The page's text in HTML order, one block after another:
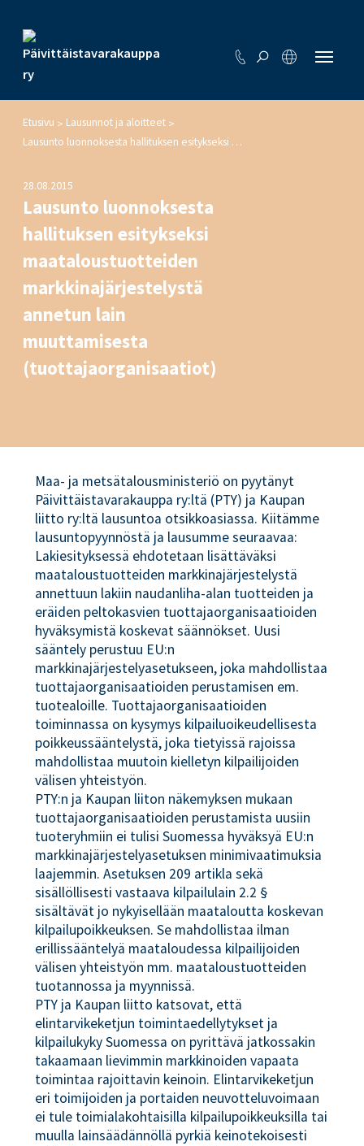
Etusivu > Lausunnot ja aloitteet >
Lausunto luonnoksesta hallituksen esitykseksi maataloustuotteiden markkinajärjestelystä annetun lain muuttamisesta (tuottajaorganisaatiot)
28.08.2015
Lausunto luonnoksesta
hallituksen esitykseksi
maataloustuotteiden
markkinajärjestelystä
annetun lain
muuttamisesta
(tuottajaorganisaatiot)
Maa- ja metsätalousministeriö on pyytänyt
Päivittäistavarakauppa ry:ltä (PTY) ja Kaupan
liitto ry:ltä lausuntoa otsikkoasiassa. Kiitämme
lausuntopyynnöstä ja lausumme seuraavaa:
Lakiesityksessä ehdotetaan lisättäväksi
maataloustuotteiden markkinajärjestelystä
annettuun lakiin naudanliha-alan tuotteiden ja
eräiden peltokasvien tuottajaorganisaatioiden
hyväksymistä koskevat säännökset. Uusi
sääntely perustuu EU:n
markkinajärjestelyasetukseen, joka mahdollistaa
tuottajaorganisaatioiden perustamisen em.
tuotealoille. Tuottajaorganisaatioiden
toiminnassa on kysymys kilpailuoikeudellisesta
poikkeussääntelystä, joka tietyissä rajoissa
mahdollistaa muutoin kielletyn kilpailijoiden
välisen yhteistyön.
PTY:n ja Kaupan liiton näkemyksen mukaan
tuottajaorganisaatioiden perustamista uusiin
tuoteryhmiin ei tulisi Suomessa hyväksyä EU:n
markkinajärjestelyasetuksen minimivaatimuksia
laajemmin. Asetuksen 209 artikla sekä
sisällöllisesti vastaava kilpailulain 2.2 §
sisältävät jo nykyisellään maataloutta koskevan
kilpailupoikkeuksen. Se mahdollistaa ilman
erillissääntelyä maataloudessa kilpailijoiden
välisen yhteistyön mm. maataloustuotteiden
tuotannossa ja myynnissä.
PTY ja Kaupan liitto katsovat, että
elintarvikeketjun toimintaedellytykset ja
kilpailukyky Suomessa on pyrittävä jatkossakin
takaamaan lievimmin markkinoiden vapaata
toimintaa rajoittavin keinoin. Elintarvikeketjun
eri toimijoiden ja portaiden neuvotteluvoimaan
ei tule toimialakohtaisilla kilpailupoikkeuksilla tai
muulla lainsäädännöllä pyrkiä keinotekoisesti